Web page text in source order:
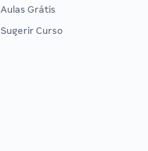
Aulas Grátis
Sugerir Curso